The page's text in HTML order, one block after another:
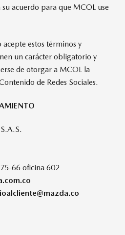
acuerdo para que MCOL use
estos términos y
un carácter obligatorio y
de otorgar a MCOL la
de Redes Sociales.
66 oficina 602